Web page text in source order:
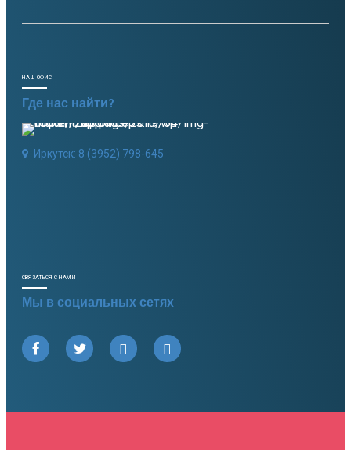
НАШ ОФИС
Где нас найти?
Иркутск: 8 (3952) 798-645
СВЯЗАТЬСЯ С НАМИ
Мы в социальных сетях